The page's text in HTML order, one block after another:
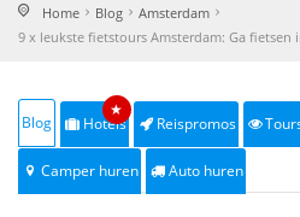
Home Blog
Amsterdam
9 x leukste fietstours Amsterdam: Ga fietsen
Blog Hotels
★
Reispromos
Camper huren Auto huren